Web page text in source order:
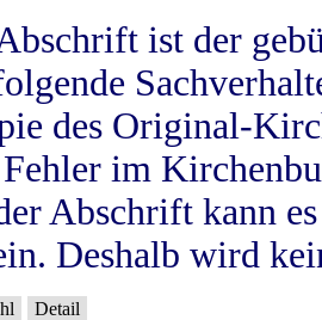
ist der
des Original-
im
Abschrift kann
Deshalb wird
Detail